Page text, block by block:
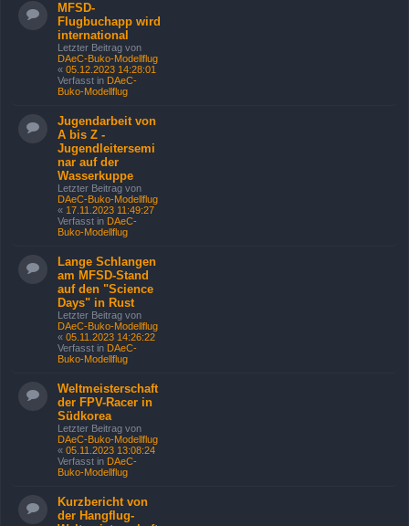
MFSD-
Flugbuchapp wird
international
Letzter Beitrag von
DAeC-Buko-Modellflug
« 05.12.2023 14:28:01
Verfasst in DAeC-
Buko-Modellflug
Jugendarbeit von
A bis Z -
Jugendleitersemi
nar auf der
Wasserkuppe
Letzter Beitrag von
DAeC-Buko-Modellflug
« 17.11.2023 11:49:27
Verfasst in DAeC-
Buko-Modellflug
Lange Schlangen
am MFSD-Stand
auf den "Science
Days" in Rust
Letzter Beitrag von
DAeC-Buko-Modellflug
« 05.11.2023 14:26:22
Verfasst in DAeC-
Buko-Modellflug
Weltmeisterschaft
der FPV-Racer in
Südkorea
Letzter Beitrag von
DAeC-Buko-Modellflug
« 05.11.2023 13:08:24
Verfasst in DAeC-
Buko-Modellflug
Kurzbericht von
der Hangflug-